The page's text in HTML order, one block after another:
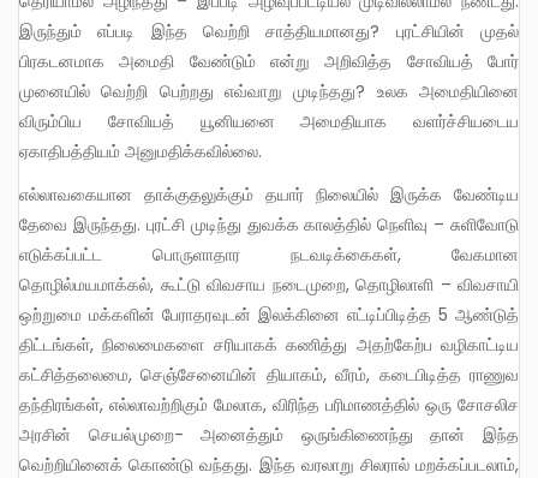
இருந்தும் எப்படி இந்த வெற்றி சாத்தியமானது? புரட்சியின் முதல்
பிரகடனமாக அமைதி வேண்டும் என்று அறிவித்த சோவியத் போர்
முனையில் வெற்றி பெற்றது எவ்வாறு முடிந்தது? உலக அமைதியினை
விரும்பிய சோவியத் யூனியனை அமைதியாக வளர்ச்சியடைய
ஏகாதிபத்தியம் அனுமதிக்கவில்லை.
எல்லாவகையான தாக்குதலுக்கும் தயார் நிலையில் இருக்க வேண்டிய
தேவை இருந்தது. புரட்சி முடிந்து துவக்க காலத்தில் நெளிவு – சுளிவோடு
எடுக்கப்பட்ட பொருளாதார நடவடிக்கைகள், வேகமான
தொழில்மயமாக்கல், கூட்டு விவசாய நடைமுறை, தொழிலாளி – விவசாயி
ஒற்றுமை மக்களின் பேராதரவுடன் இலக்கினை எட்டிப்பிடித்த 5 ஆண்டுத்
திட்டங்கள், நிலைமைகளை சரியாகக் கணித்து அதற்கேற்ப வழிகாட்டிய
கட்சித்தலைமை, செஞ்சேனையின் தியாகம், வீரம், கடைபிடித்த ராணுவ
தந்திரங்கள், எல்லாவற்றிகும் மேலாக, விரிந்த பரிமாணத்தில் ஒரு சோசலிச
அரசின் செயல்முறை- அனைத்தும் ஒருங்கிணைந்து தான் இந்த
வெற்றியினைக் கொண்டு வந்தது. இந்த வரலாறு சிலரால் மறக்கப்படலாம்,